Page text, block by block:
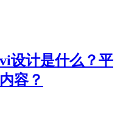
设计是什么？平
容？